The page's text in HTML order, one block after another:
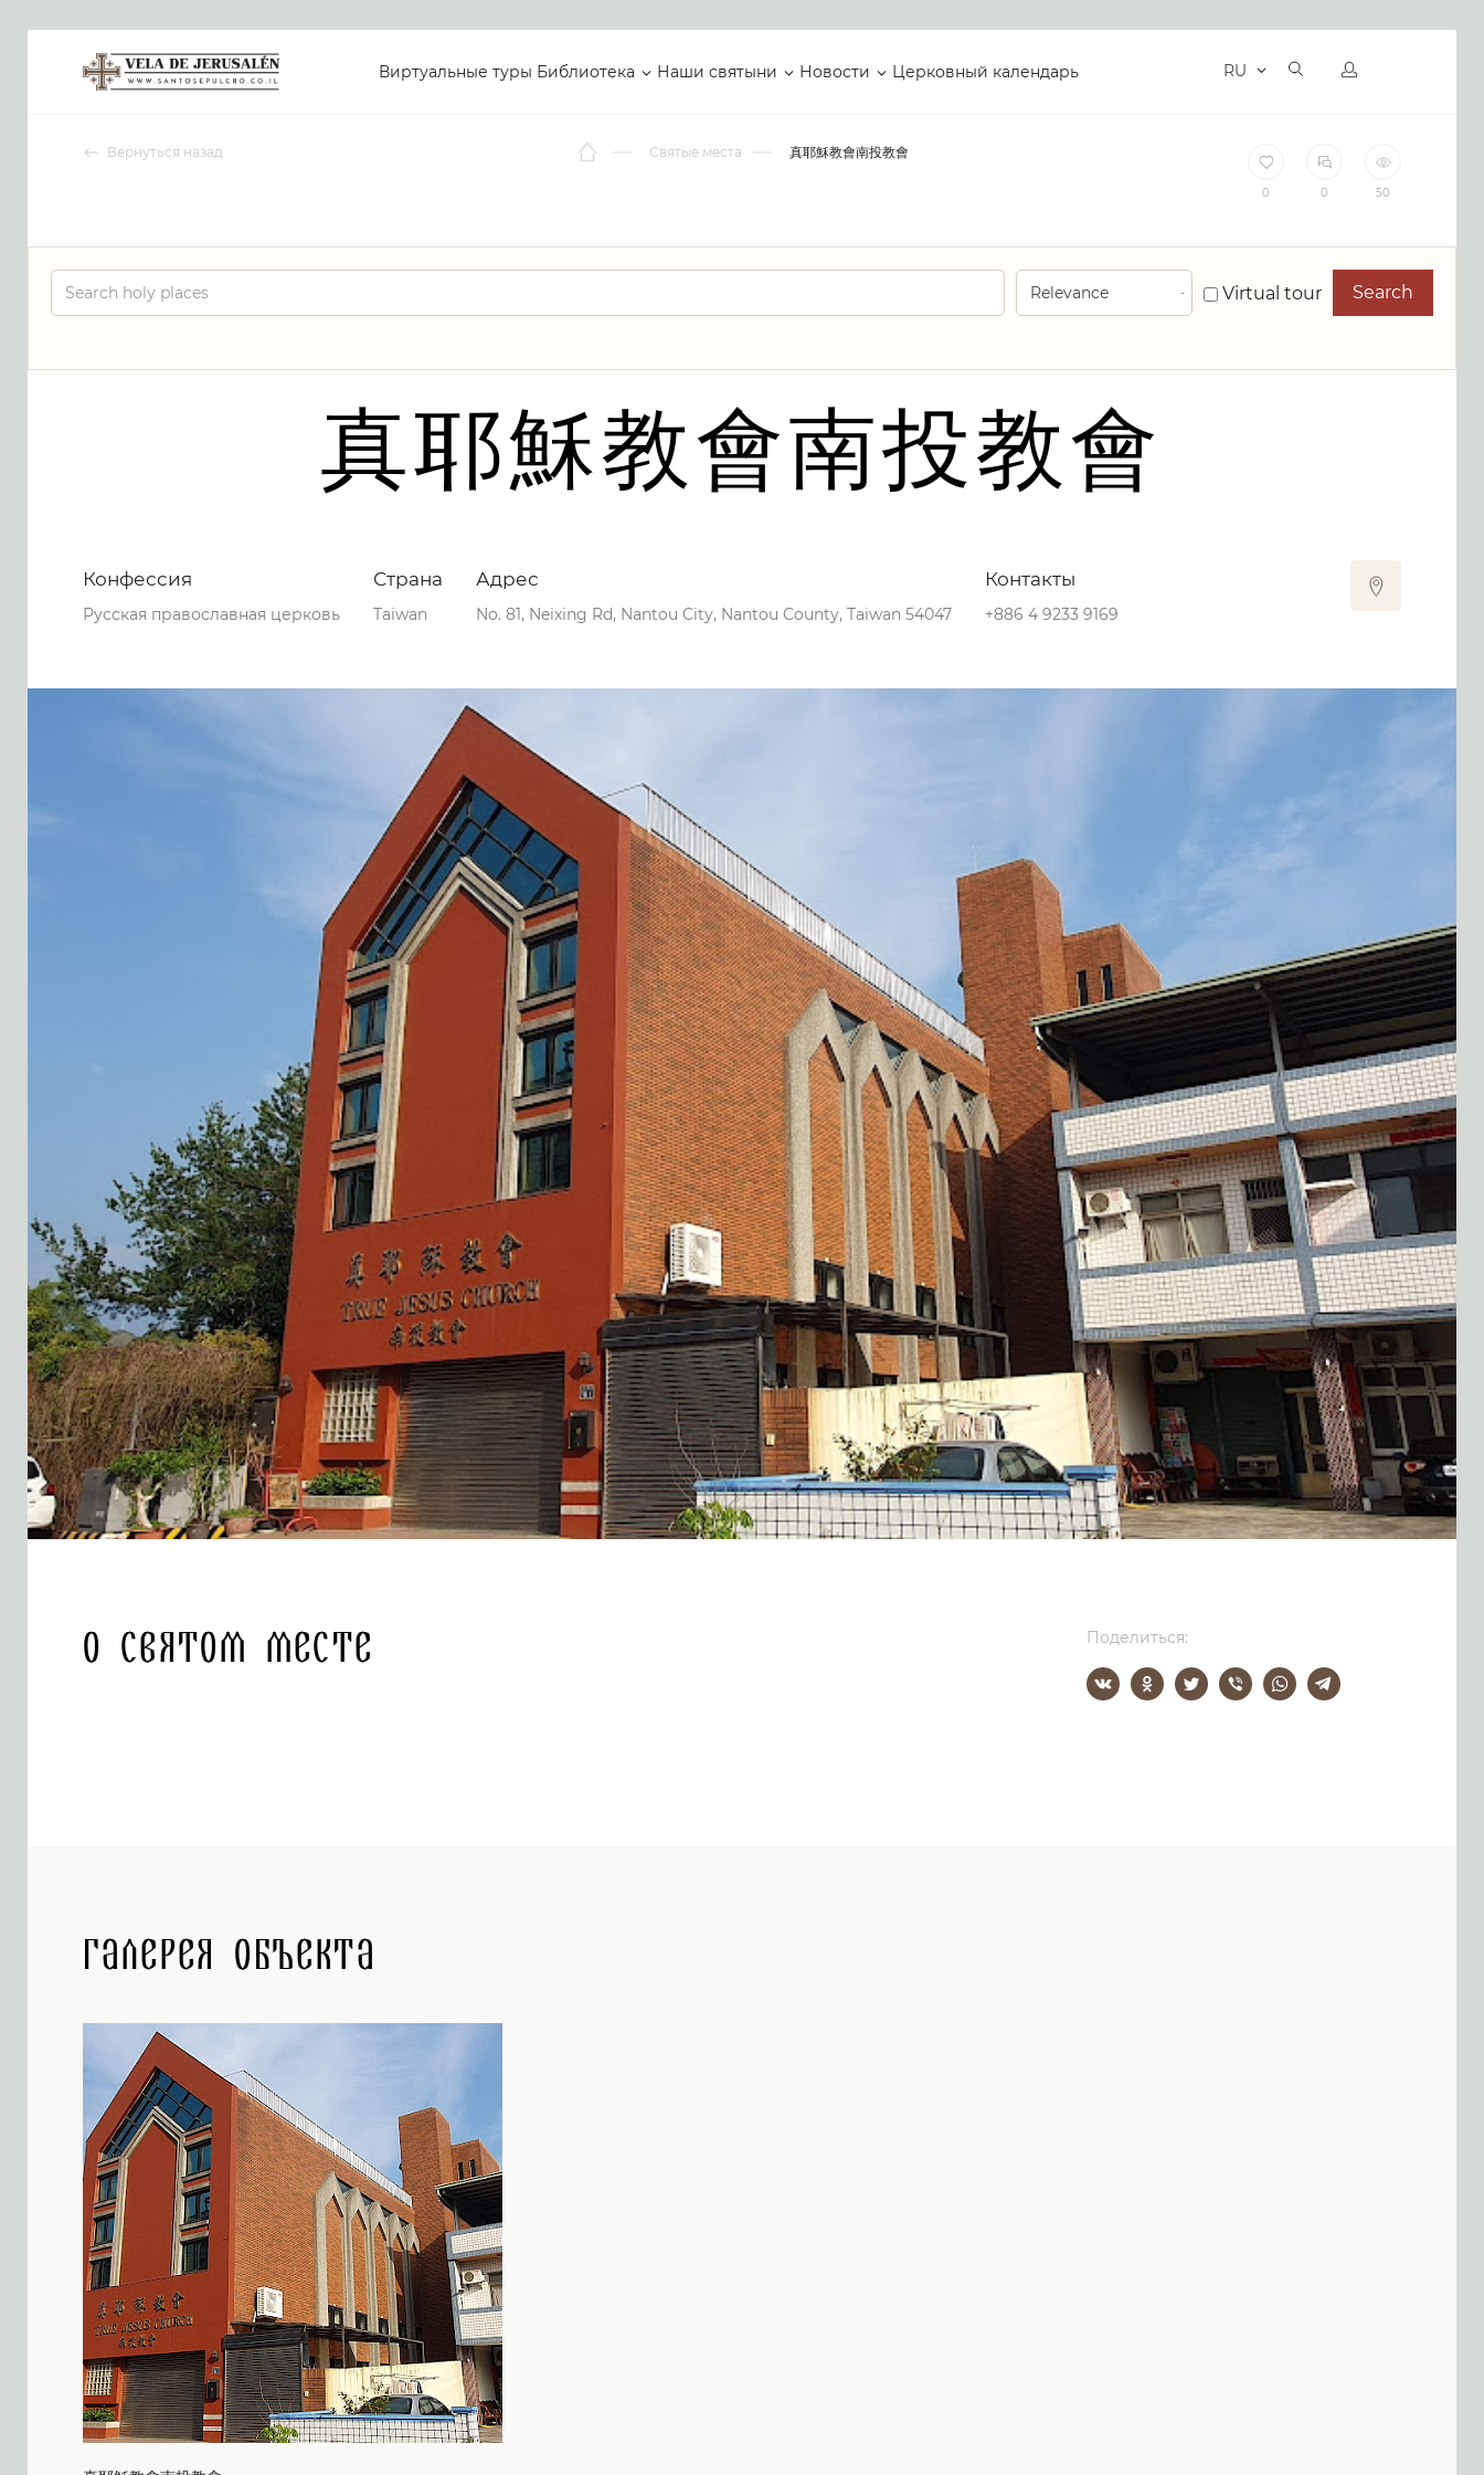
Виртуальные туры Библиотека Наши святыни Новости Церковный календарь RU
Вернуться назад Святые места 真耶穌教會南投教會
0 0 50
Virtual tour Search
真耶穌教會南投教會
Конфессия
Русская православная церковь
Страна
Taiwan
Адрес
No. 81, Neixing Rd, Nantou City, Nantou County, Taiwan 54047
Контакты
+886 4 9233 9169
О святом месте Поделиться:
Галерея объекта